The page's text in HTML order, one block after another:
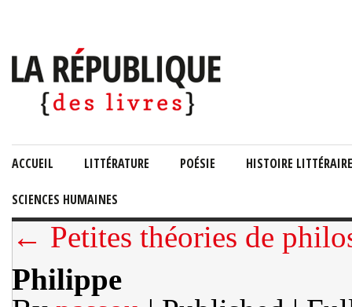
ACCUEIL LITTÉRATURE POÉSIE HISTOIRE LITTÉRAIRE
SCIENCES HUMAINES
← Petites théories de
Philippe